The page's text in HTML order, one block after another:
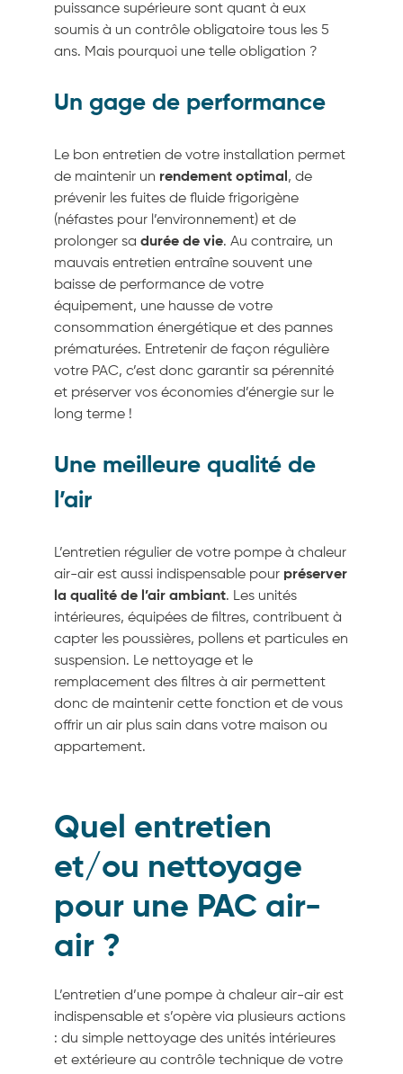
puissance supérieure sont quant à eux
soumis à un contrôle obligatoire tous les 5
ans. Mais pourquoi une telle obligation ?
Un gage de performance
Le bon entretien de votre installation permet
de maintenir un rendement optimal, de
prévenir les fuites de fluide frigorigène
(néfastes pour l’environnement) et de
prolonger sa durée de vie. Au contraire, un
mauvais entretien entraîne souvent une
baisse de performance de votre
équipement, une hausse de votre
consommation énergétique et des pannes
prématurées. Entretenir de façon régulière
votre PAC, c’est donc garantir sa pérennité
et préserver vos économies d’énergie sur le
long terme !
Une meilleure qualité de
l’air
L’entretien régulier de votre pompe à chaleur
air-air est aussi indispensable pour préserver
la qualité de l’air ambiant. Les unités
intérieures, équipées de filtres, contribuent à
capter les poussières, pollens et particules en
suspension. Le nettoyage et le
remplacement des filtres à air permettent
donc de maintenir cette fonction et de vous
offrir un air plus sain dans votre maison ou
appartement.
Quel entretien
et/ou nettoyage
pour une PAC air-
air ?
L’entretien d’une pompe à chaleur air-air est
indispensable et s’opère via plusieurs actions
: du simple nettoyage des unités intérieures
et extérieure au contrôle technique de votre